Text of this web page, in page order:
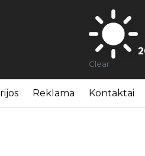
Clear
Reklama Kontaktai